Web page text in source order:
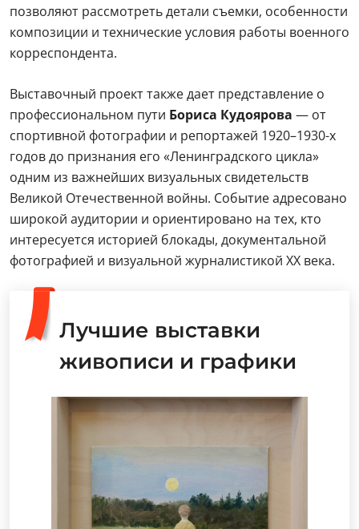
позволяют рассмотреть детали съемки, особенности
композиции и технические условия работы военного
корреспондента.
Выставочный проект также дает представление о
профессиональном пути Бориса Кудоярова — от
спортивной фотографии и репортажей 1920–1930-х
годов до признания его «Ленинградского цикла»
одним из важнейших визуальных свидетельств
Великой Отечественной войны. Событие адресовано
широкой аудитории и ориентировано на тех, кто
интересуется историей блокады, документальной
фотографией и визуальной журналистикой XX века.
Лучшие выставки
живописи и графики